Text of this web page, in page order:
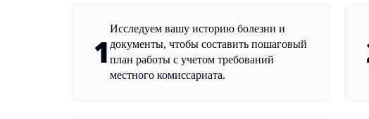
1
Исследуем вашу историю болезни и
документы, чтобы составить пошаговый
план работы с учетом требований
местного комиссариата.